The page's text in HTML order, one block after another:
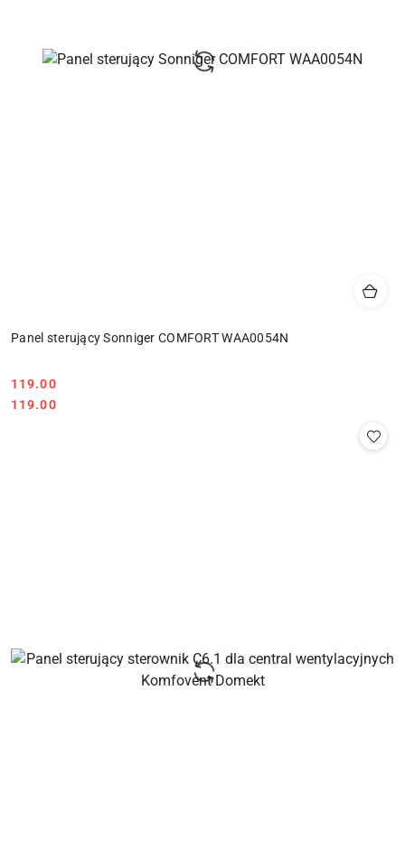
Panel sterujący Sonniger COMFORT WAA0054N
Cena:
119.00
Cena:
119.00